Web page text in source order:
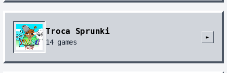
Troca Sprunki
14games
►